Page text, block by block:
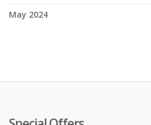
May 2024